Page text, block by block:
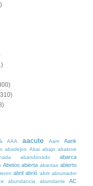
à AAA aacute Aam Aank
abadejos Abai abajo abalone
abandonado abarca
Abetos abierta abiertas abierto
abril abrió abrir abrumador
abundancia abundante
AC